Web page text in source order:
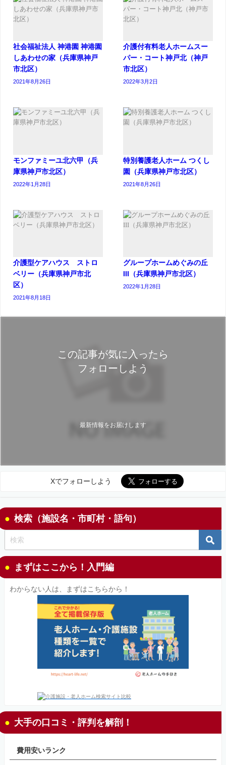
社会福祉法人 神港園 神港園
しあわせの家（兵庫県神戸
市北区）
2021年8月26日
介護付有料老人ホームスー
パー・コート神戸北（神戸
市北区）
2022年3月2日
モンファミーユ北六甲（兵
庫県神戸市北区）
2022年1月28日
特別養護老人ホーム つくし
園（兵庫県神戸市北区）
2021年8月26日
介護型ケアハウス ストロ
ベリー（兵庫県神戸市北
区）
2021年8月18日
グループホームめぐみの丘
III（兵庫県神戸市北区）
2022年1月28日
この記事が気に入ったら
フォローしよう
最新情報をお届けします
Xでフォローしよう
検索（施設名・市町村・語句）
まずはここから！入門編
わからない人は、まずはこちらから！
大手の口コミ・評判を解剖！
費用安いランク